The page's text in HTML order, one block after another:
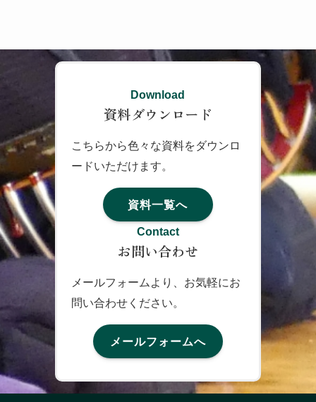
Download
資料ダウンロード
こちらから色々な資料をダウンロ
ードいただけます。
資料一覧へ
Contact
お問い合わせ
メールフォームより、お気軽にお
問い合わせください。
メールフォームへ